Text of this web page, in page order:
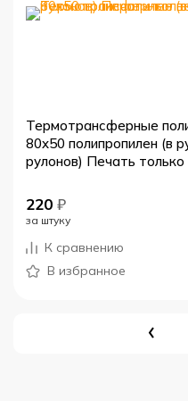
Термотрансферные
80x50 полипропилен (в
рулонов) Печать
220 ₽
за штуку
К сравнению
В избранное